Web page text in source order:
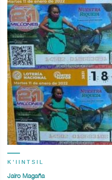
K'IINTSIL
Jairo Magaña